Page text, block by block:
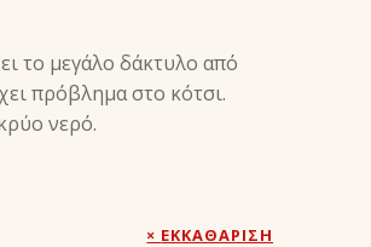
το μεγάλο δάκτυλο από
πρόβλημα στο κότσι.
νερό.
ΕΚΚΑΘΆΡΙΣΗ